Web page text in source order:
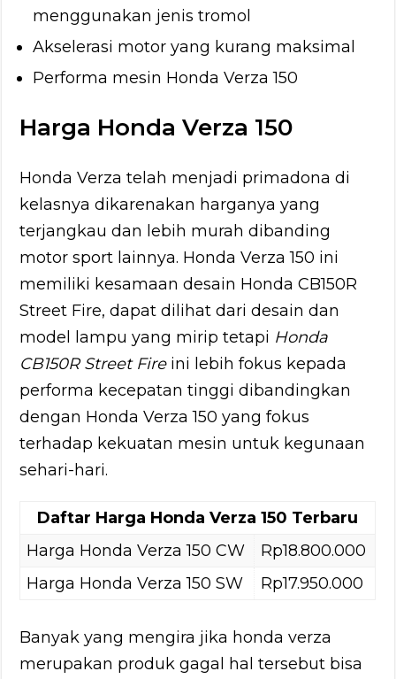
menggunakan jenis tromol
Akselerasi motor yang kurang maksimal
Performa mesin Honda Verza 150
Harga Honda Verza 150
Honda Verza telah menjadi primadona di
kelasnya dikarenakan harganya yang
terjangkau dan lebih murah dibanding
motor sport lainnya. Honda Verza 150 ini
memiliki kesamaan desain Honda CB150R
Street Fire, dapat dilihat dari desain dan
model lampu yang mirip tetapi Honda
CB150R Street Fireini lebih fokus kepada
performa kecepatan tinggi dibandingkan
dengan Honda Verza 150 yang fokus
terhadap kekuatan mesin untuk kegunaan
sehari-hari.
Daftar Harga Honda Verza 150 Terbaru
Harga Honda Verza 150 CW
Rp18.800.000
Harga Honda Verza 150 SW
Rp17.950.000
Banyak yang mengira jika honda verza
merupakan produk gagal hal tersebut bisa